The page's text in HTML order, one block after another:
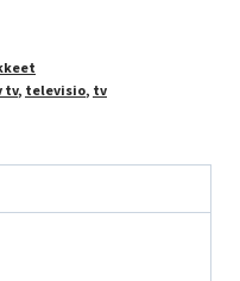
tv, televisio, tv